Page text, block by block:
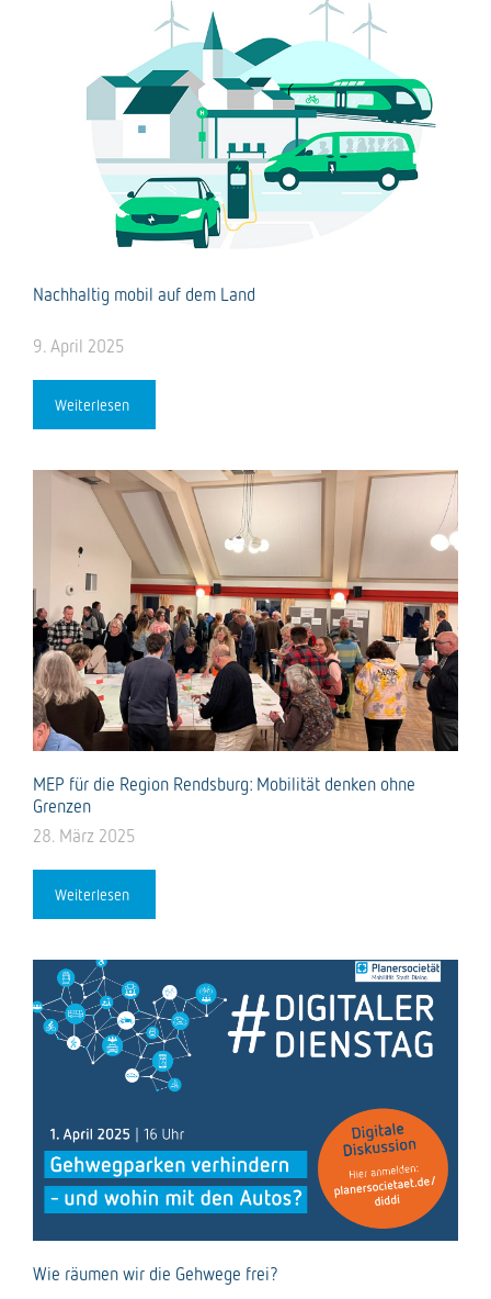
Nachhaltig mobil auf dem Land
9. April 2025
Weiterlesen
MEP für die Region Rendsburg: Mobilität denken ohne
Grenzen
28. März 2025
Weiterlesen
Wie räumen wir die Gehwege frei?